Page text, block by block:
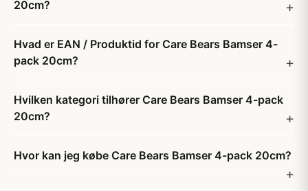
20cm?
Hvad er EAN / Produktid for Care Bears Bamser 4-
pack 20cm?
Hvilken kategori tilhører Care Bears Bamser 4-pack
20cm?
Hvor kan jeg købe Care Bears Bamser 4-pack 20cm?